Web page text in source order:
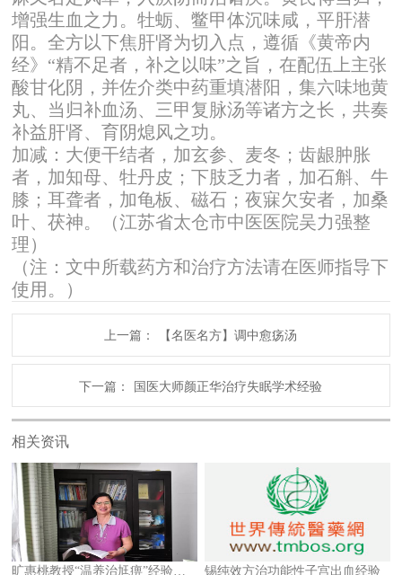
增强生血之力。牡蛎、鳖甲体沉味咸，平肝潜
阳。全方以下焦肝肾为切入点，遵循《黄帝内
经》“精不足者，补之以味”之旨，在配伍上主张
酸甘化阴，并佐介类中药重填潜阳，集六味地黄
丸、当归补血汤、三甲复脉汤等诸方之长，共奏
补益肝肾、育阴熄风之功。
加减：大便干结者，加玄参、麦冬；齿龈肿胀
者，加知母、牡丹皮；下肢乏力者，加石斛、牛
膝；耳聋者，加龟板、磁石；夜寐欠安者，加桑
叶、茯神。（江苏省太仓市中医医院吴力强整
理）
（注：文中所载药方和治疗方法请在医师指导下
使用。）
上一篇： 【名医名方】调中愈疡汤
下一篇： 国医大师颜正华治疗失眠学术经验
相关资讯
旷惠桃教授“温养治尪痹”经验浅释 锡纯效方治功能性子宫出血经验